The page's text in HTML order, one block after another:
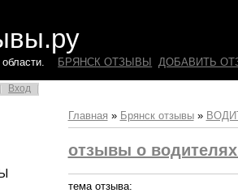
области. БРЯНСК ОТЗЫВЫ ДОБАВИТЬ
Вход
Главная » Брянск отзывы»
отзывы о
тема отзыва: